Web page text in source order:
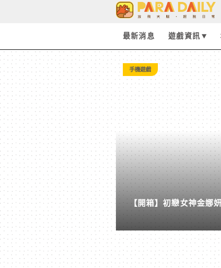
接
-
Paradaily
-
遊
戲
｜
最新消息 遊戲資訊
手機遊戲
【開箱】初戀女神金娜
柒息地推出「國王燒烤